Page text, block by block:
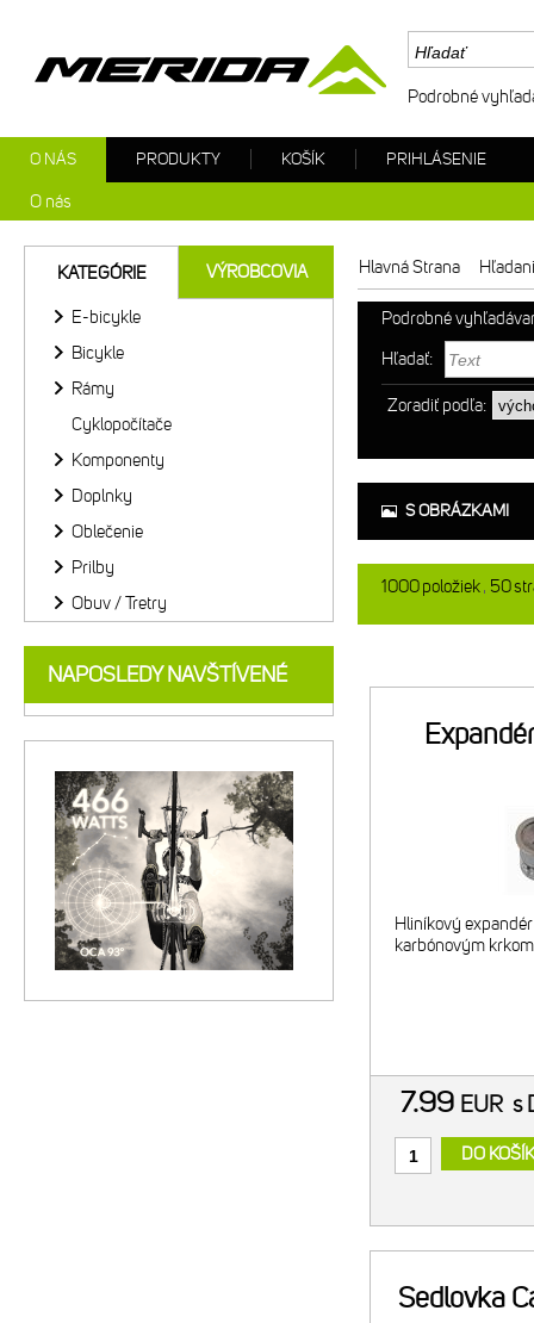
Hlavná Strana
Podrobné
Hľadať:
Zoradiť podľa:
S OBRÁZKAMI
1000položiek 50
Hliníkový
karbónovým
7.99 EUR s
DO
Sedlovka
KATEGÓRIE VÝROBCOVIA
E-bicykle
Bicykle
Rámy
Cyklopočítače
Komponenty
Doplnky
Oblečenie
Prilby
Obuv / Tretry
NAPOSLEDY NAVŠTÍVENÉ
Podrobné
O NÁS
O nás
PRODUKTY KOŠÍK PRIHLÁSENIE